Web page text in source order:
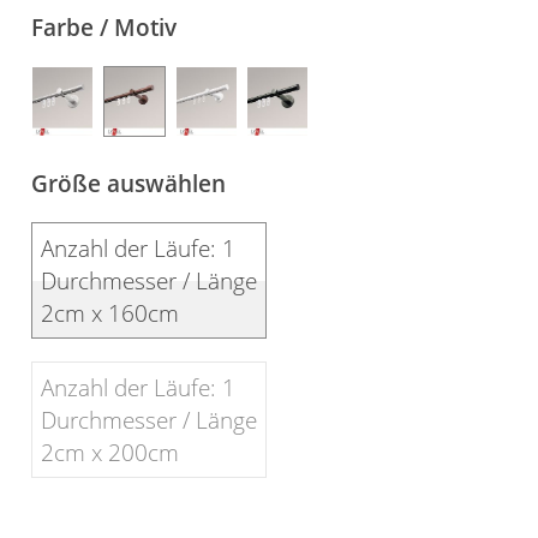
Gardinenstange
Stoffe
Panneaux
Farbe / Motiv
Größe auswählen
Anzahl der Läufe: 1
Durchmesser / Länge
2cm x 160cm
Anzahl der Läufe: 1
Durchmesser / Länge
2cm x 200cm